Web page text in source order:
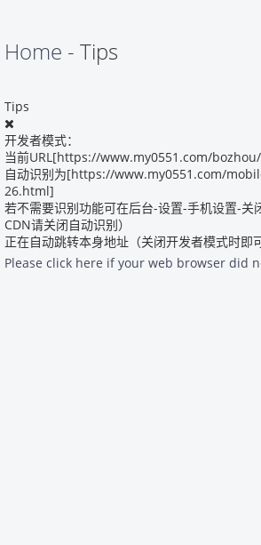
Home - Tips
Tips
开发者模式：
当前URL[https://www.my0551.com/
自动识别为[https://www.my0551.com/
26.html]
若不需要识别功能可在后台-设置-手机设置-关
CDN请关闭自动识别）
正在自动跳转本身地址（关闭开发者模式时即
Please click here if your web browser did